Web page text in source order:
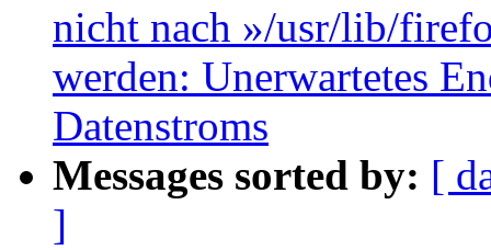
nicht nach »/usr/lib/
werden: Unerwartetes
Datenstroms
Messages sorted by: [
]